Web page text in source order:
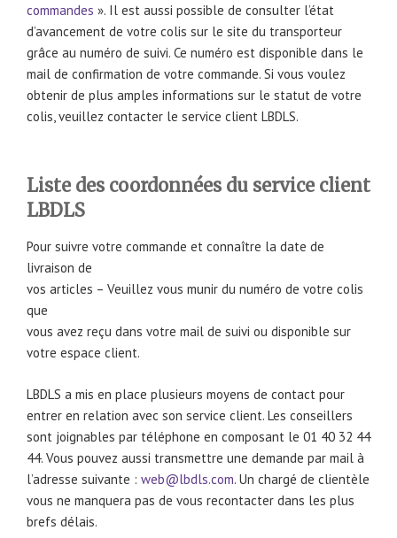
commandes ». Il est aussi possible de consulter l’état
d’avancement de votre colis sur le site du transporteur
grâce au numéro de suivi. Ce numéro est disponible dans le
mail de confirmation de votre commande. Si vous voulez
obtenir de plus amples informations sur le statut de votre
colis, veuillez contacter le service client LBDLS.
Liste des coordonnées du service client
LBDLS
Pour suivre votre commande et connaître la date de
livraison de
vos articles – Veuillez vous munir du numéro de votre colis
que
vous avez reçu dans votre mail de suivi ou disponible sur
votre espace client.
LBDLS a mis en place plusieurs moyens de contact pour
entrer en relation avec son service client. Les conseillers
sont joignables par téléphone en composant le 01 40 32 44
44. Vous pouvez aussi transmettre une demande par mail à
l’adresse suivante : web@lbdls.com. Un chargé de clientèle
vous ne manquera pas de vous recontacter dans les plus
brefs délais.